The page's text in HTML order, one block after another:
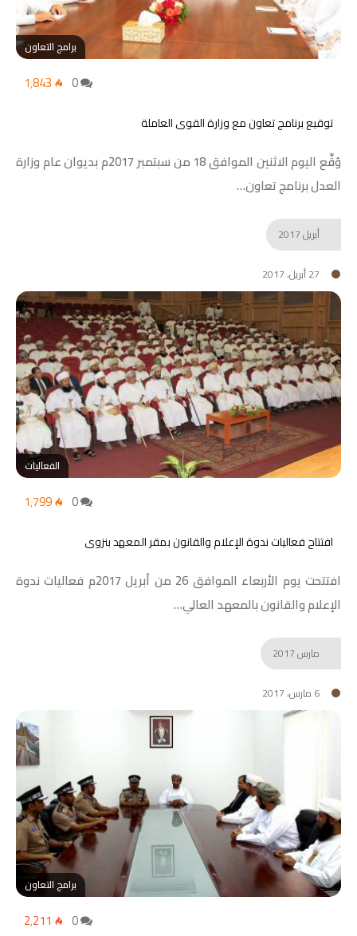
برامج التعاون
1٬843
توقيع برنامج تعاون مع وزارة القوى العاملة
وُقِّع اليوم الاثنين الموافق 18 من سبتمبر 2017م بديوان عام وزارة
العدل برنامج تعاون…
أبريل2017
27 أبريل، 2017
الفعاليات
1٬799
افتتاح فعاليات ندوة الإعلام والقانون بمقر المعهد بنزوى
افتتحت يوم الأربعاء الموافق 26 من أبريل 2017م فعاليات ندوة
الإعلام والقانون بالمعهد العالي…
مارس2017
6 مارس، 2017
برامج التعاون
2٬211